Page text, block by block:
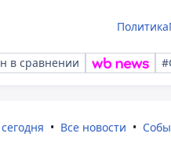
Политика
в сравнении
Все новости